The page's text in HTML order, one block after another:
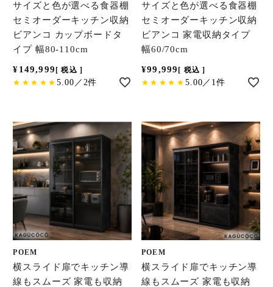
サイズと色が選べる食器棚
セミオーダーキッチン収納
ビアンコ カップボードタ
イプ 幅80-110cm
¥149,999 税込
5.00／2件
サイズと色が選べる食器棚
セミオーダーキッチン収納
ビアンコ 家電収納タイプ
幅60/70cm
¥99,999 税込
5.00／1件
POEM
横スライド扉でキッチン導
線もスムーズ 家電も収納
POEM
横スライド扉でキッチン導
線もスムーズ 家電も収納